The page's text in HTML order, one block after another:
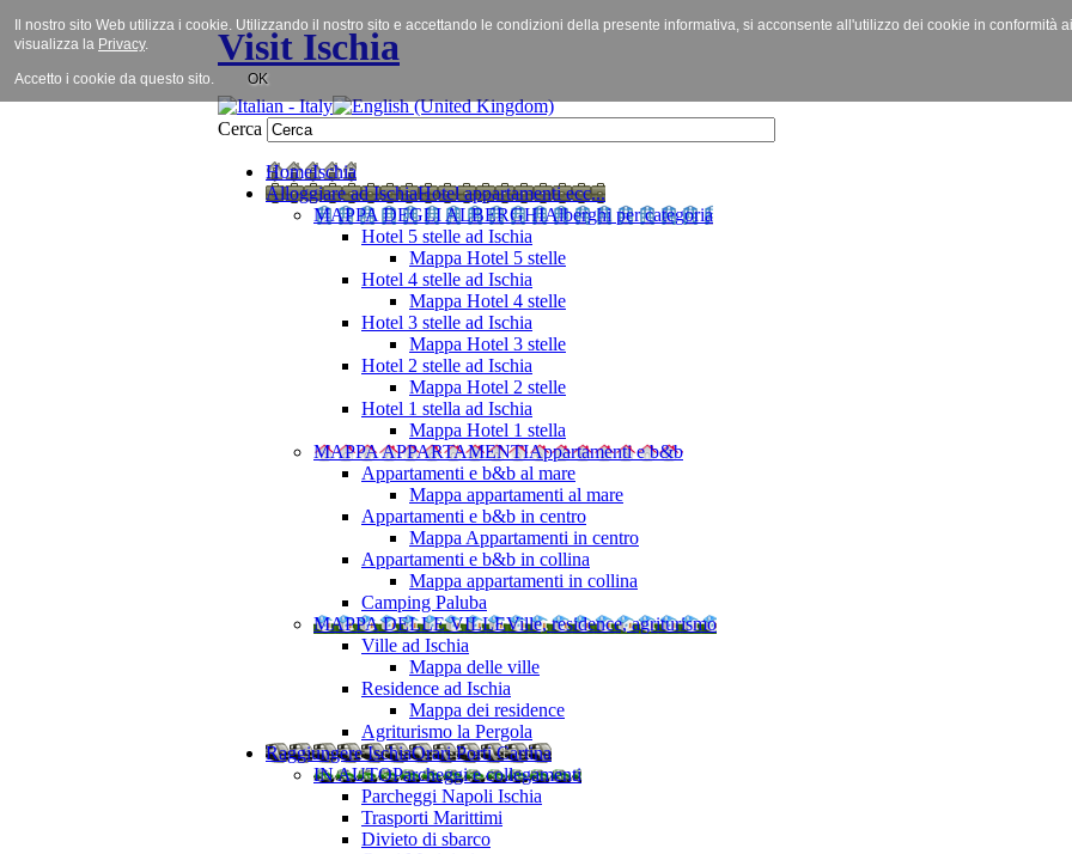
Visit Ischia
Cerca
HomeIschia
Alloggiare ad IschiaHotel appartamenti ecc...
MAPPA DEGLI ALBERGHIAlberghi per categoria
Hotel 5 stelle ad Ischia
Mappa Hotel 5 stelle
Hotel 4 stelle ad Ischia
Mappa Hotel 4 stelle
Hotel 3 stelle ad Ischia
Mappa Hotel 3 stelle
Hotel 2 stelle ad Ischia
Mappa Hotel 2 stelle
Hotel 1 stella ad Ischia
Mappa Hotel 1 stella
MAPPA APPARTAMENTIAppartamenti e b&b
Appartamenti e b&b al mare
Mappa appartamenti al mare
Appartamenti e b&b in centro
Mappa Appartamenti in centro
Appartamenti e b&b in collina
Mappa appartamenti in collina
Camping Paluba
MAPPA DELLE VILLEVille, residence, agriturismo
Ville ad Ischia
Mappa delle ville
Residence ad Ischia
Mappa dei residence
Agriturismo la Pergola
Raggiungere IschiaOrari Porti Cartina
IN AUTOParcheggi e collegamenti
Parcheggi Napoli Ischia
Trasporti Marittimi
Divieto di sbarco
Il nostro sito Web utilizza i cookie. Utilizzando il nostro sito e accettando le condizioni della presente informativa, si acconsente all'utilizzo dei cookie in
visualizza la Privacy.
Accetto i cookie da questo sito. OK